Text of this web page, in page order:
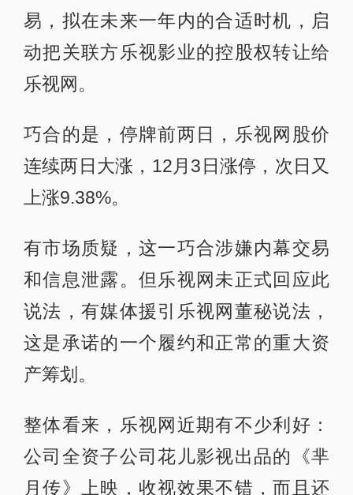
易，拟在未来一年内的合适时机，启
动把关联方乐视影业的控股权转让给
乐视网。
巧合的是，停牌前两日，乐视网股价
连续两日大涨，12月3日涨停，次日又
上涨9.38%。
有市场质疑，这一巧合涉嫌内幕交易
和信息泄露。但乐视网未正式回应此
说法，有媒体援引乐视网董秘说法，
这是承诺的一个履约和正常的重大资
产筹划。
整体看来，乐视网近期有不少利好：
公司全资子公司花儿影视出品的《芈
月传》上映，收视效果不错，而且还